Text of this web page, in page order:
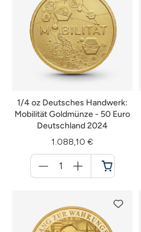
1/4 oz Deutsches Handwerk:
Mobilität Goldmünze - 50 Euro
Deutschland 2024
1.088,10 €
für
Warenkorb